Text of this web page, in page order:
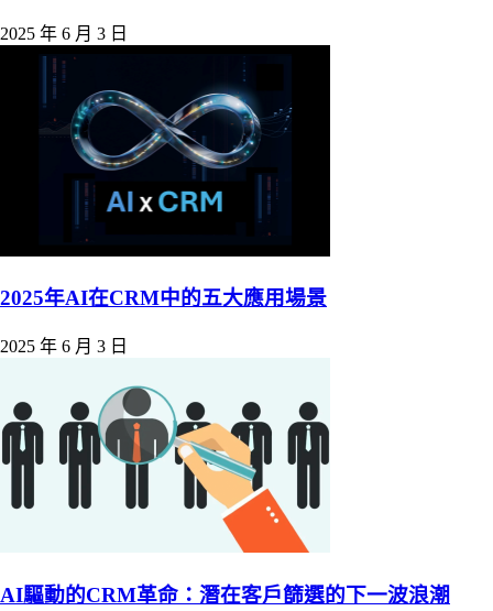
2025 年 6 月 3 日
2025年AI在CRM中的五大應用場景
2025 年 6 月 3 日
AI驅動的CRM革命：潛在客戶篩選的下一波浪潮